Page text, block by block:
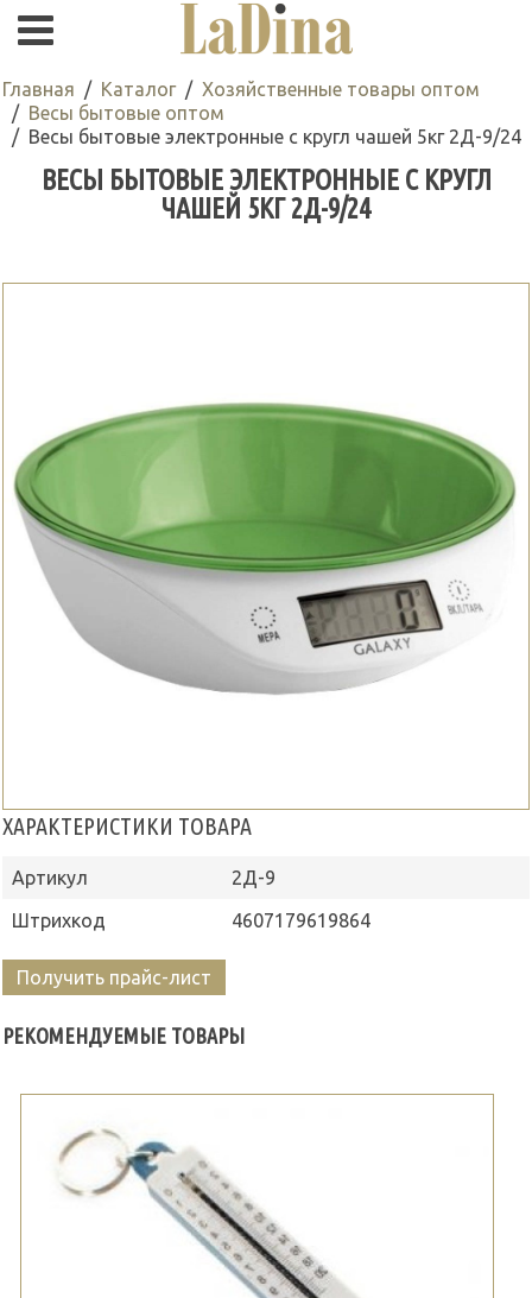
Главная Каталог
Хозяйственные товары оптом
Весы бытовые оптом
Весы бытовые электронные с кругл чашей 5кг 2Д-9/24
ВЕСЫ БЫТОВЫЕ ЭЛЕКТРОННЫЕ С КРУГЛ
ЧАШЕЙ 5КГ 2Д-9/24
ХАРАКТЕРИСТИКИ ТОВАРА
Артикул
2Д-9
Штрихкод
4607179619864
Получить прайс-лист
РЕКОМЕНДУЕМЫЕ ТОВАРЫ